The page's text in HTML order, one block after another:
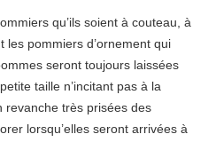
qu’ils soient à couteau, à
les pommiers d’ornement qui
seront toujours laissées
taille n’incitant pas à la
revanche très prisées des
lorsqu’elles seront arrivées à